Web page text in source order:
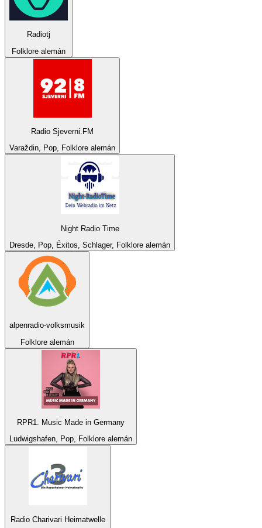
Radiotj
Folklore alemán
Radio Sjeverni.FM
Varaždin, Pop, Folklore alemán
Night Radio Time
Dresde, Pop, Éxitos, Schlager, Folklore alemán
alpenradio-volksmusik
Folklore alemán
RPR1. Music Made in Germany
Ludwigshafen, Pop, Folklore alemán
Radio Charivari Heimatwelle